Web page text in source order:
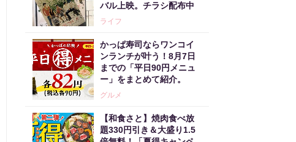
バル上映。チラシ配布中
ライフ
かっぱ寿司ならワンコイ
ンランチが叶う！8月7日
までの「平日90円メニュ
ー」をまとめて紹介。
グルメ
【和食さと】焼肉食べ放
題330円引き＆大盛り1.5